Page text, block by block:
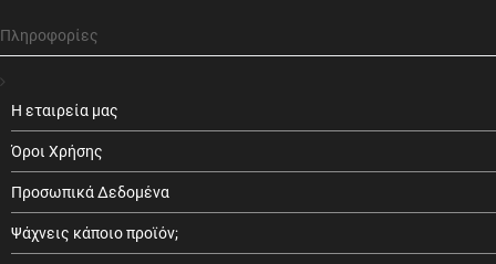
Πληροφορίες
Η εταιρεία μας
Όροι Χρήσης
Προσωπικά Δεδομένα
Ψάχνεις κάποιο προϊόν;